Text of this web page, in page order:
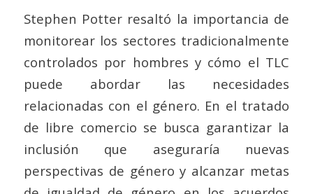
Stephen Potter resaltó la importancia de
monitorear los sectores tradicionalmente
controlados por hombres y cómo el TLC
puede abordar las necesidades
relacionadas con el género. En el tratado
de libre comercio se busca garantizar la
inclusión que aseguraría nuevas
perspectivas de género y alcanzar metas